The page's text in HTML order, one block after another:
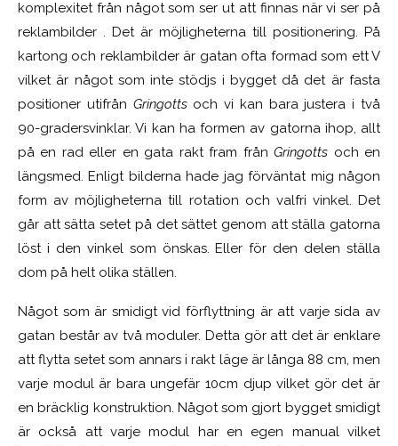
komplexitet från något som ser ut att finnas när vi ser på
reklambilder . Det är möjligheterna till positionering. På
kartong och reklambilder är gatan ofta formad som ett V
vilket är något som inte stödjs i bygget då det är fasta
positioner utifrån Gringottsoch vi kan bara justera i två
90-gradersvinklar. Vi kan ha formen av gatorna ihop, allt
på en rad eller en gata rakt fram frånGringotts och en
längsmed. Enligt bilderna hade jag förväntat mig någon
form av möjligheterna till rotation och valfri vinkel. Det
går att sätta setet på det sättet genom att ställa gatorna
löst i den vinkel som önskas. Eller för den delen ställa
dom på helt olika ställen.
Något som är smidigt vid förflyttning är att varje sida av
gatan består av två moduler. Detta gör att det är enklare
att flytta setet som annars i rakt läge är långa 88 cm, men
varje modul är bara ungefär 10cm djup vilket gör det är
en bräcklig konstruktion. Något som gjort bygget smidigt
är också att varje modul har en egen manual vilket